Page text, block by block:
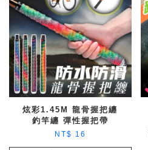
炫彩1.45M 龍骨握把纏
釣竿纏 彈性握把帶
NT$ 16